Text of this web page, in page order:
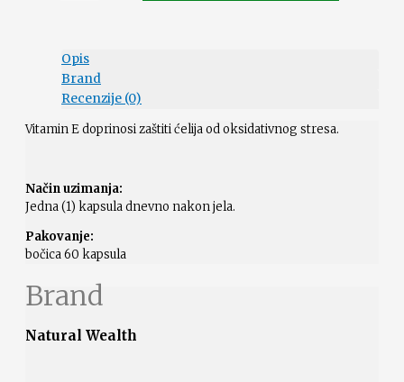
Opis
Brand
Recenzije (0)
Vitamin E doprinosi zaštiti ćelija od oksidativnog stresa.
Način uzimanja:
Jedna (1) kapsula dnevno nakon jela.
Pakovanje:
bočica 60 kapsula
Brand
Natural Wealth